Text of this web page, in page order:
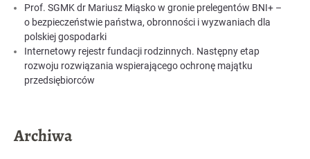
Prof. SGMK dr Mariusz Miąsko w gronie prelegentów BNI+ –
o bezpieczeństwie państwa, obronności i wyzwaniach dla
polskiej gospodarki
Internetowy rejestr fundacji rodzinnych. Następny etap
rozwoju rozwiązania wspierającego ochronę majątku
przedsiębiorców
Archiwa